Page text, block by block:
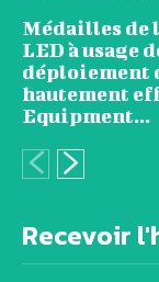
Médailles de
LED à usage
déploiement
hautement
Equipment...
Recevoir